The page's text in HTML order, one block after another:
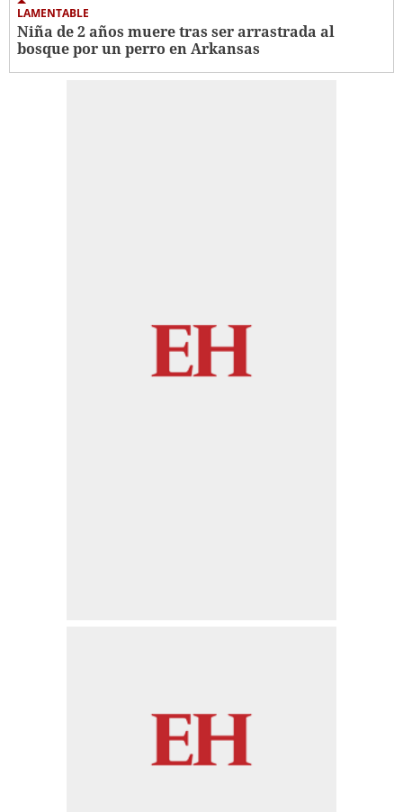
LAMENTABLE
Niña de 2 años muere tras ser arrastrada al
bosque por un perro en Arkansas